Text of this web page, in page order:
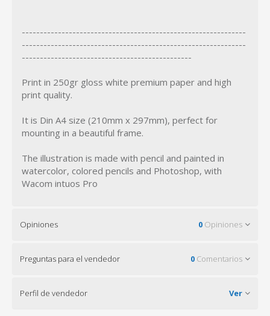
--------------------------------------------------------------
--------------------------------------------------------------
-----------------------------------------------
Print in 250gr gloss white premium paper and high
print quality.
It is Din A4 size (210mm x 297mm), perfect for
mounting in a beautiful frame.
The illustration is made with pencil and painted in
watercolor, colored pencils and Photoshop, with
Wacom intuos Pro
Opiniones 0 Opiniones
Preguntas para el vendedor 0 Comentarios
Perfil de vendedor Ver